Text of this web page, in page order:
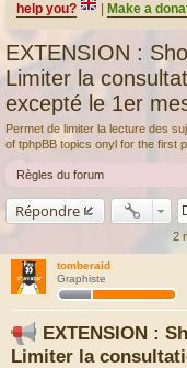
help you?
Make a
EXTENSION :
Limiter la
excepté le 1er
Permet de limiter la lecture des
of tphpBB topics onyl for the first
Règles du forum
Répondre
2
tomberaid
Graphiste
EXTENSION :
Limiter la